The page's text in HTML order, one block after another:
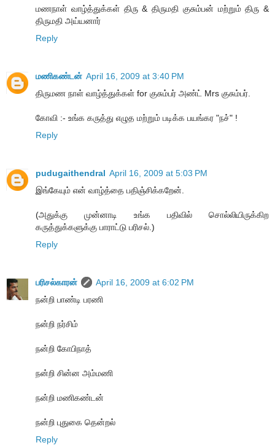
மணநாள் வாழ்த்துக்கள் திரு & திருமதி குசும்பன் மற்றும் திரு &
திருமதி அய்யனார்
Reply
மணிகண்டன் April 16, 2009 at 3:40 PM
திருமண நாள் வாழ்த்துக்கள் for குசும்பர் அண்ட் Mrs குசும்பர்.
கோவி :- உங்க கருத்து எழுத மற்றும் படிக்க பயங்கர "நச்" !
Reply
pudugaithendral April 16, 2009 at 5:03 PM
இங்கேயும் என் வாழ்த்தை பதிஞ்சிக்கறேன்.
(அதுக்கு முன்னாடி உங்க பதிவில் சொல்லியிருக்கிற
கருத்துக்களுக்கு பாராட்டு பரிசல்.)
Reply
பரிசல்காரன்
April 16, 2009 at 6:02 PM
நன்றி பாண்டி பரணி
நன்றி நர்சிம்
நன்றி கோபிநாத்
நன்றி சின்ன அம்மணி
நன்றி மணிகண்டன்
நன்றி புதுகை தென்றல்
Reply